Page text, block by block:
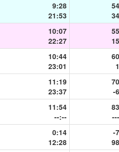
9:28
21:53
54
34
10:07
22:27
55
15
10:44
23:01
60
1
11:19
23:37
70
-6
11:54
--:--
83
---
0:14
12:28
-7
98